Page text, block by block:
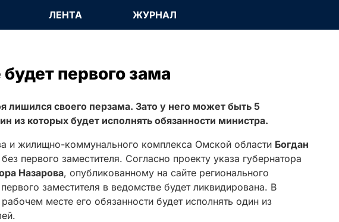
ЛЕНТА ЖУРНАЛ
первого зама
лишился своего перзама. Зато у него может быть 5
из которых будет исполнять обязанности министра.
и жилищно-коммунального комплекса Омской области Богдан
первого заместителя. Согласно проекту указа губернатора
Назарова, опубликованному на сайте регионального
заместителя в ведомстве будет ликвидирована. В
месте его обязанности будет исполнять один из